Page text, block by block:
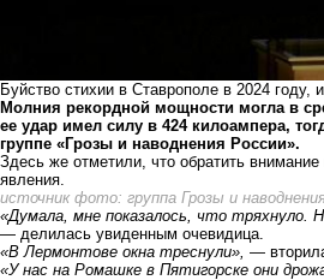
Буйство стихии в Ставрополе в 2024 году,
Молния рекордной мощности могла в
ее удар имел силу в 424 килоампера,
группе «Грозы и наводнения России».
Здесь же отметили, что обратить
явления.
источник фото: группа Грозы и
«Думала, мне показалось, что тряхнуло.
— делилась увиденным очевидица.
«В Лермонтове окна треснули», —
«У нас на Ромашке в Пятигорске они